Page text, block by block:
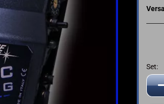
Set:
Set